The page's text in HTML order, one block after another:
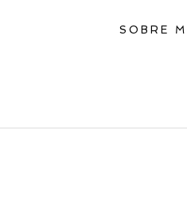
SOBRE MI